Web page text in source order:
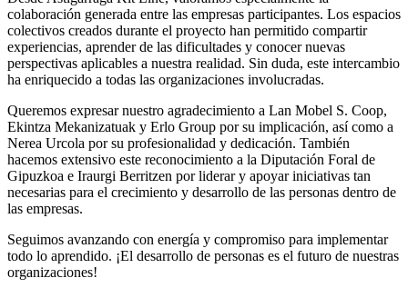
colaboración generada entre las empresas participantes. Los espacios
colectivos creados durante el proyecto han permitido compartir
experiencias, aprender de las dificultades y conocer nuevas
perspectivas aplicables a nuestra realidad. Sin duda, este intercambio
ha enriquecido a todas las organizaciones involucradas.
Queremos expresar nuestro agradecimiento a Lan Mobel S. Coop,
Ekintza Mekanizatuak y Erlo Group por su implicación, así como a
Nerea Urcola por su profesionalidad y dedicación. También
hacemos extensivo este reconocimiento a la Diputación Foral de
Gipuzkoa e Iraurgi Berritzen por liderar y apoyar iniciativas tan
necesarias para el crecimiento y desarrollo de las personas dentro de
las empresas.
Seguimos avanzando con energía y compromiso para implementar
todo lo aprendido. ¡El desarrollo de personas es el futuro de nuestras
organizaciones!